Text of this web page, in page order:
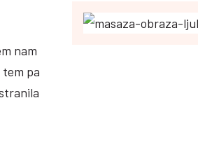
nam
pa